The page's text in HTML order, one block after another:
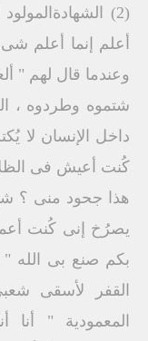
(2)
أعلم إنما أعلم
وعندما قال لهم "
شتموه وطردوه ،
داخل الإنسان لا
كُنت أعيش فى
هذا جحود منى ؟
يصرُخ إنى كُنت
بكم صنع بى الله "
القفر لأسقى
المعمودية "